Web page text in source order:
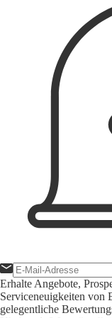
Erhalte Angebote,
Serviceneuigkeiten von
gelegentliche